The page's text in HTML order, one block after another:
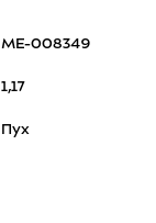
ME-008349
1,17
Пух